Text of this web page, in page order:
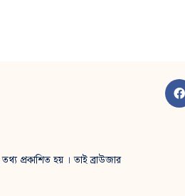
তথ্য প্রকাশিত হয় । তাই ব্রাউজার